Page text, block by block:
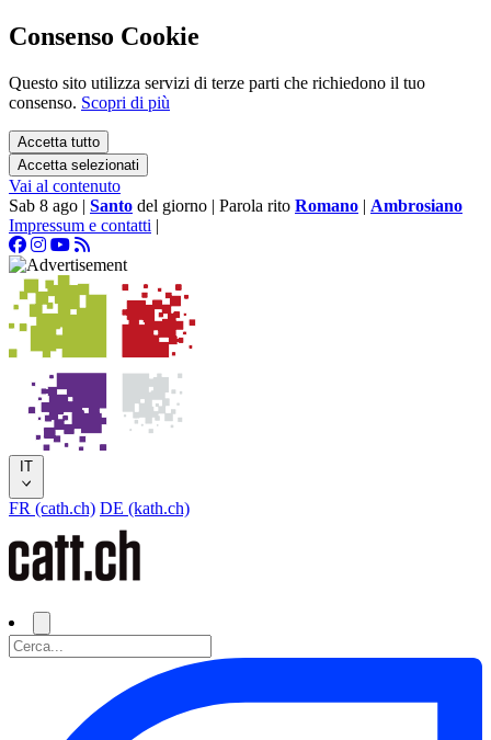
Consenso Cookie
Questo sito utilizza servizi di terze parti che richiedono il tuo
consenso. Scopri di più
Accetta tutto
Accetta selezionati
Vai al contenuto
Sab 8 ago | Santo del giorno | Parola rito Romano | Ambrosiano
Impressum e contatti |
IT
FR (cath.ch) DE (kath.ch)